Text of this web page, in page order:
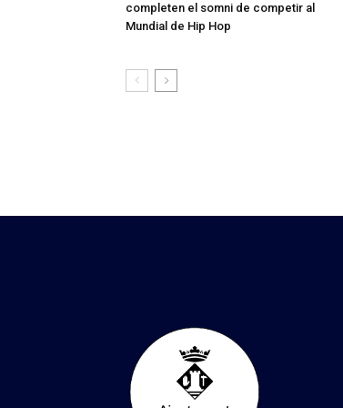
completen el somni de competir al
Mundial de Hip Hop